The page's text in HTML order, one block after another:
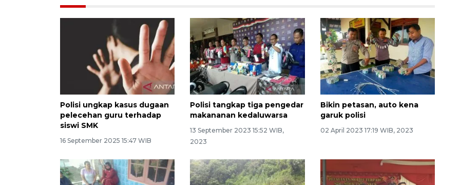
Polisi ungkap kasus dugaan
pelecehan guru terhadap
siswi SMK
16 September 2025 15:47 WIB
Polisi tangkap tiga pengedar
makananan kedaluwarsa
13 September 2023 15:52 WIB,
2023
Bikin petasan, auto kena
garuk polisi
02 April 2023 17:19 WIB, 2023